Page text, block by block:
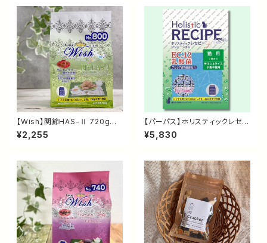
【Wish】関節HAS-Ⅱ 720g｜
グレインフリー ドッグフード｜H
AS-Ⅱ・グルコサミン配合・関節
¥2,255
【パーパス】ホリスティックレセピ
ー EC-12猫 2.4kg｜乳酸菌配
合 キャットフード｜腸内環境・毛
¥5,830